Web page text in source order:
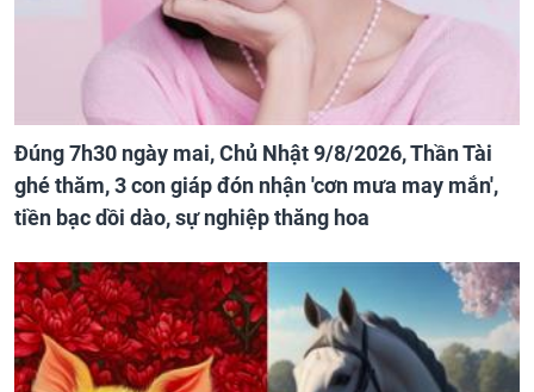
Đúng 7h30 ngày mai, Chủ Nhật 9/8/2026, Thần Tài
ghé thăm, 3 con giáp đón nhận 'cơn mưa may mắn',
tiền bạc dồi dào, sự nghiệp thăng hoa